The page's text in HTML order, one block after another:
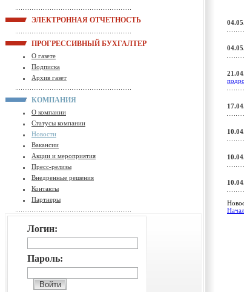
ЭЛЕКТРОННАЯ ОТЧЕТНОСТЬ
ПРОГРЕССИВНЫЙ БУХГАЛТЕР
О газете
Подписка
Архив газет
КОМПАНИЯ
О компании
Статусы компании
Новости
Вакансии
Акции и мероприятия
Пресс-релизы
Внедренные решения
Контакты
Партнеры
Логин:
Пароль: